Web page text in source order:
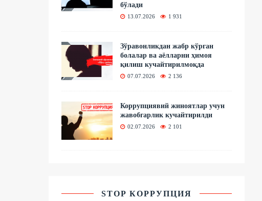
бўлади
13.07.2026 1 931
Зўравонликдан жабр кўрган
болалар ва аёлларни ҳимоя
қилиш кучайтирилмоқда
07.07.2026 2 136
Коррупциявий жиноятлар учун
жавобгарлик кучайтирилди
02.07.2026 2 101
STOP КОРРУПЦИЯ